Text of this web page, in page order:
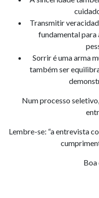
Transmitir
fundamental para
Sorrir é uma arma
também ser
Num processo
Lembre-se: “a entrevista
Boa